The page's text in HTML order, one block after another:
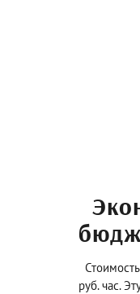
руб. час.